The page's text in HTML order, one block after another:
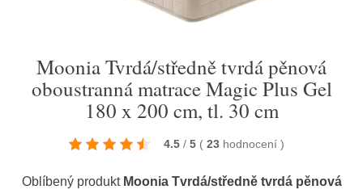
Moonia Tvrdá/středně tvrdá pěnová
oboustranná matrace Magic Plus Gel
180 x 200 cm, tl. 30 cm
4.5 / 5 ( 23 hodnocení )
Oblíbený produkt Moonia Tvrdá/středně tvrdá pěnová